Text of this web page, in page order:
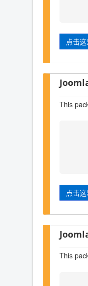
点击
This
点击
This